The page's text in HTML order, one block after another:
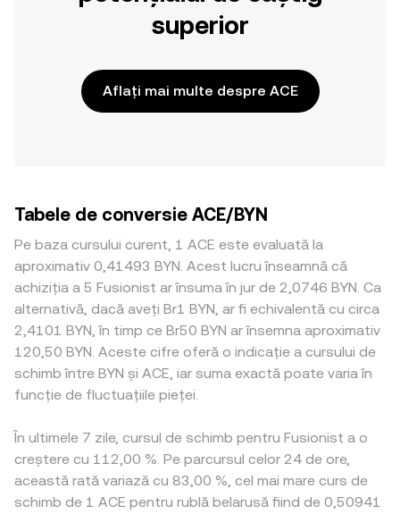
superior
Aflați mai multe despre ACE
Tabele de conversie ACE/BYN
Pe baza cursului curent, 1 ACE este evaluată la
aproximativ 0,41493 BYN. Acest lucru înseamnă că
achiziția a 5 Fusionist ar însuma în jur de 2,0746 BYN. Ca
alternativă, dacă aveți Br1 BYN, ar fi echivalentă cu circa
2,4101 BYN, în timp ce Br50 BYN ar însemna aproximativ
120,50 BYN. Aceste cifre oferă o indicație a cursului de
schimb între BYN și ACE, iar suma exactă poate varia în
funcție de fluctuațiile pieței.
În ultimele 7 zile, cursul de schimb pentru Fusionist a o
creștere cu 112,00 %. Pe parcursul celor 24 de ore,
această rată variază cu 83,00 %, cel mai mare curs de
schimb de 1 ACE pentru rublă belarusă fiind de 0,50941